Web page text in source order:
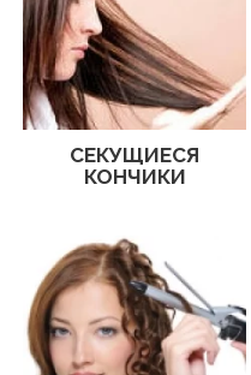
СЕКУЩИЕСЯ
КОНЧИКИ